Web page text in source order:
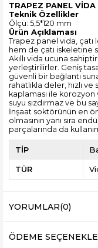
TRAPEZ PANEL VİDA
Teknik Özellikler
Ölçü: 5,5*120 mm
Ürün Açıklaması
Trapez panel vida,
hem de çatı iskeletine
Akıllı vida ucuna
yerleştirilirler. Geniş
güvenli bir bağlantı
rahatlıkla deler, hızlı
kaplaması ile korozyon
suyu sızdırmaz ve bu
İnşaat soktörünün en
olmasının yanı sıra
parçalarında da
TİP
TÜR
YORUMLAR(0)
ÖDEME